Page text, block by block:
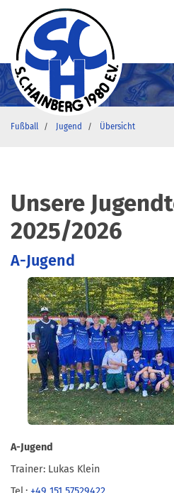
Fußball Jugend Übersicht
Unsere
2025/2026
A-Jugend
A-Jugend
Trainer: Lukas Klein